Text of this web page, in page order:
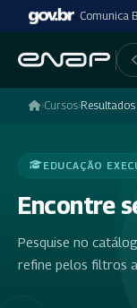
Comunica
›Cursos›
EDUCAÇÃO
Encontre
Pesquise no
refine pelos filtros